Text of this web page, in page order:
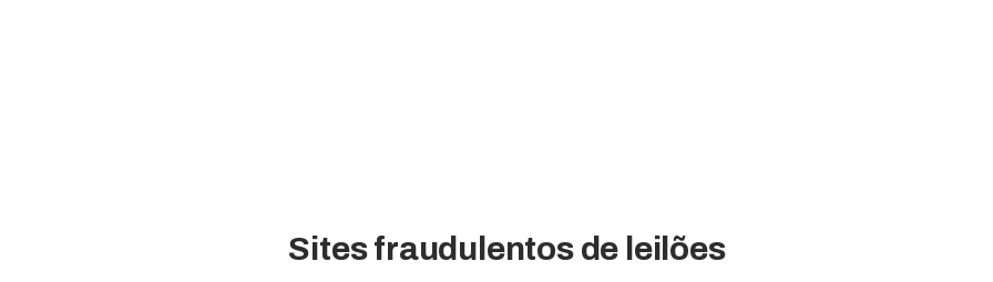
Sites fraudulentos de leilões